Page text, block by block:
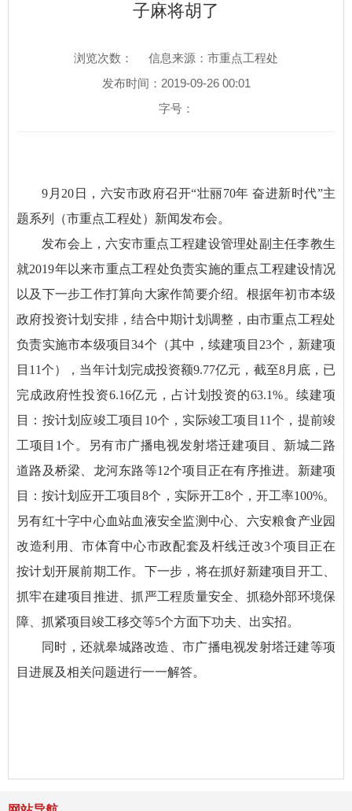
子麻将胡了
浏览次数：
信息来源：市重点工程处
发布时间：2019-09-26 00:01
字号：
9月20日，六安市政府召开“壮丽70年 奋进新时代”主
题系列（市重点工程处）新闻发布会。
发布会上，六安市重点工程建设管理处副主任李教生
就2019年以来市重点工程处负责实施的重点工程建设情况
以及下一步工作打算向大家作简要介绍。根据年初市本级
政府投资计划安排，结合中期计划调整，由市重点工程处
负责实施市本级项目34个（其中，续建项目23个，新建项
目11个），当年计划完成投资额9.77亿元，截至8月底，已
完成政府性投资6.16亿元，占计划投资的63.1%。续建项
目：按计划应竣工项目10个，实际竣工项目11个，提前竣
工项目1个。另有市广播电视发射塔迁建项目、新城二路
道路及桥梁、龙河东路等12个项目正在有序推进。新建项
目：按计划应开工项目8个，实际开工8个，开工率100%。
另有红十字中心血站血液安全监测中心、六安粮食产业园
改造利用、市体育中心市政配套及杆线迁改3个项目正在
按计划开展前期工作。下一步，将在抓好新建项目开工、
抓牢在建项目推进、抓严工程质量安全、抓稳外部环境保
障、抓紧项目竣工移交等5个方面下功夫、出实招。
同时，还就皋城路改造、市广播电视发射塔迁建等项
目进展及相关问题进行一一解答。